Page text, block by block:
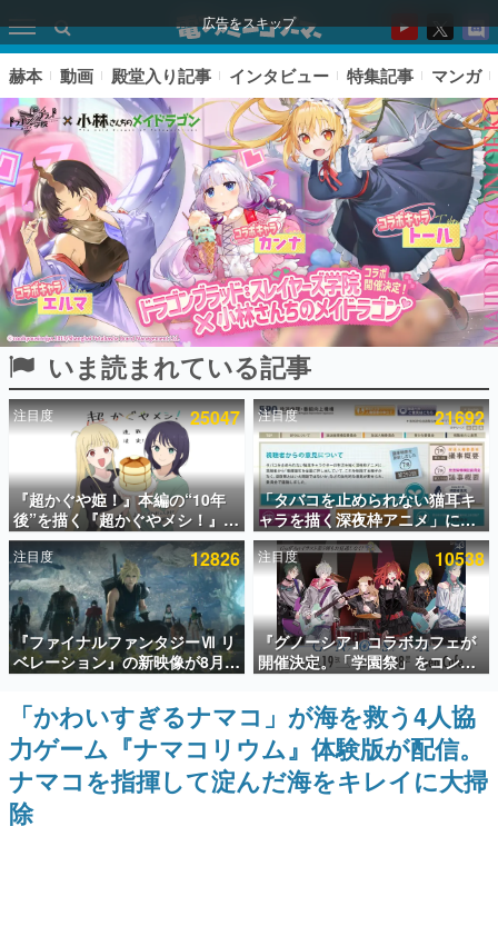
広告をスキップ
ピックアップ
電ファミのいま読まれている記事ランキング
アプリセール情報
インタビュー
連載・特集一覧
殿堂入り記事
SNS拡散数が数千以上！ ページビュー数万以上！ などな
ど。多くの人々に読まれた、電ファミ渾身の“殿堂入り”記
事をまとめました。
ゲームの企画書
名作ゲームクリエイターの方々に製作時のエピソードをお
聞きし、ヒットする企画（ゲーム）とは何か？を探ってい
きます。
赫本 動画 殿堂入り記事 インタビュー 特集記事 マンガ
いま読まれている記事
注目度 25047
『超かぐや姫！』本編の“10年
後”を描く『超かぐやメシ！』
Web連載決定。新たなWebマン
ガレーベル「ビビビコミック」
にて特別話が掲載スタート、あ
のお話には…まだ続きがある！
注目度 21692
「タバコを止められない猫耳キ
ャラを描く深夜枠アニメ」に視
聴者の一部から批判意見。違法
薬物の使用と思しき描写も含め
て、BPOが議論を交わす
注目度 12826
『ファイナルファンタジーⅦ リ
ベレーション』の新映像が8月
26日早朝に公開へ。『FF7』リ
メイクシリーズの完結編、
「gamescom」のオープニング
ナイトライブにてディレクター
の浜口直樹氏が登壇する予定
注目度 10538
『グノーシア』コラボカフェが
開催決定。「学園祭」をコンセ
プトに、模擬店やセツやSQ、ラ
キオたちが学祭バンドを楽しむ
様子を切り取った新グッズが展
開
「かわいすぎるナマコ」が海を救う4人協
力ゲーム『ナマコリウム』体験版が配信。
ナマコを指揮して淀んだ海をキレイに大掃
除